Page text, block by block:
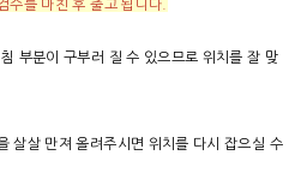
수를 마친 후 출고 됩니다.
부분이 구부러 질 수 있으므로 위치를 잘 맞
살살 만져 올려주시면 위치를 다시 잡으실 수